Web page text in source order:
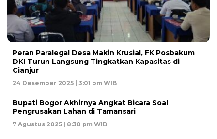
Peran Paralegal Desa Makin Krusial, FK Posbakum
DKI Turun Langsung Tingkatkan Kapasitas di
Cianjur
24 Desember 2025 | 3:01 pm WIB
Bupati Bogor Akhirnya Angkat Bicara Soal
Pengrusakan Lahan di Tamansari
7 Agustus 2025 | 8:30 pm WIB